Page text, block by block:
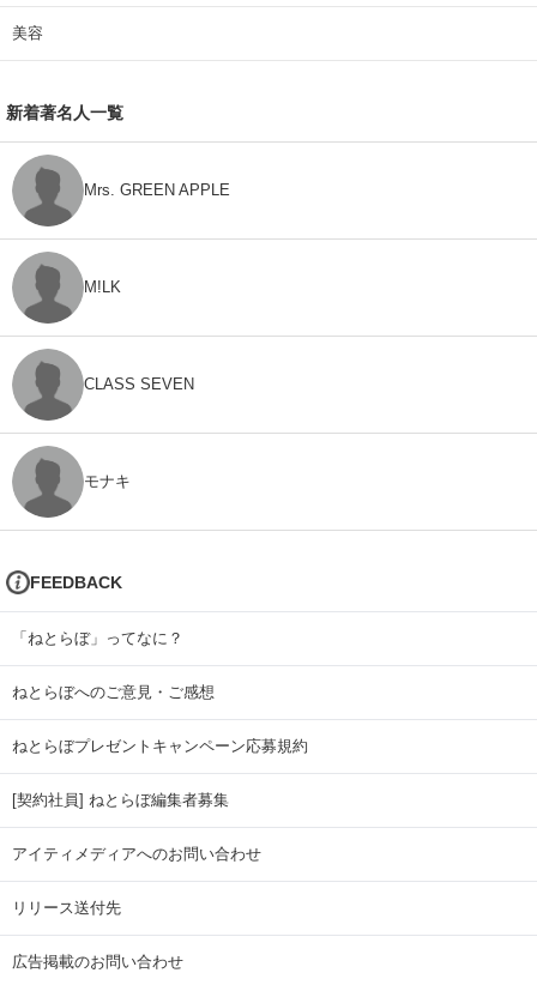
美容
新着著名人一覧
Mrs. GREEN APPLE
M!LK
CLASS SEVEN
モナキ
FEEDBACK
「ねとらぼ」ってなに？
ねとらぼへのご意見・ご感想
ねとらぼプレゼントキャンペーン応募規約
[契約社員] ねとらぼ編集者募集
アイティメディアへのお問い合わせ
リリース送付先
広告掲載のお問い合わせ